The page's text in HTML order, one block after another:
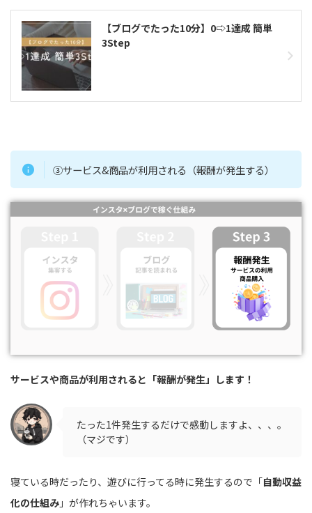
【ブログでたった10分】0⇨1達成 簡単
3Step
③サービス&商品が利用される（報酬が発生する）
サービスや商品が利用されると「報酬が発生」します！
たった1件発生するだけで感動しますよ、、、。
（マジです）
寝ている時だったり、遊びに行ってる時に発生するので「自動収益
化の仕組み 」が作れちゃいます。